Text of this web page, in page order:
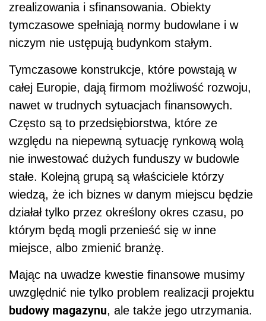
zrealizowania i sfinansowania. Obiekty
tymczasowe spełniają normy budowlane i w
niczym nie ustępują budynkom stałym.
Tymczasowe konstrukcje, które powstają w
całej Europie, dają firmom możliwość rozwoju,
nawet w trudnych sytuacjach finansowych.
Często są to przedsiębiorstwa, które ze
względu na niepewną sytuację rynkową wolą
nie inwestować dużych funduszy w budowle
stałe. Kolejną grupą są właściciele którzy
wiedzą, że ich biznes w danym miejscu będzie
działał tylko przez określony okres czasu, po
którym będą mogli przenieść się w inne
miejsce, albo zmienić branżę.
Mając na uwadze kwestie finansowe musimy
uwzględnić nie tylko problem realizacji projektu
budowy magazynu, ale także jego utrzymania.